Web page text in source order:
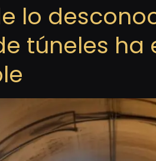
lo
túneles ha